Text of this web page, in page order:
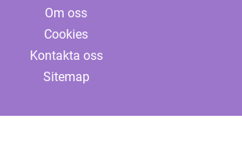
Om oss
Cookies
Kontakta oss
Sitemap